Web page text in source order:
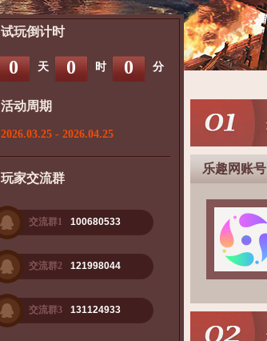
试玩倒计时
0 天 0 时 0 分
活动周期
2026.03.25 - 2026.04.25
玩家交流群
交流群1 100680533
交流群2 121998044
交流群3 131124933
乐趣网账号